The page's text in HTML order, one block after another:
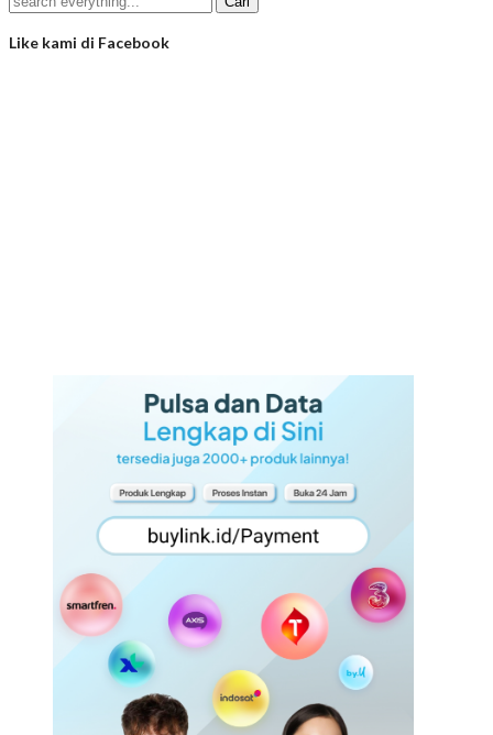
Like kami di Facebook